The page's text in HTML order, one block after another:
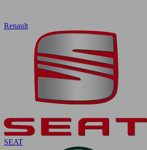
Renault
SEAT